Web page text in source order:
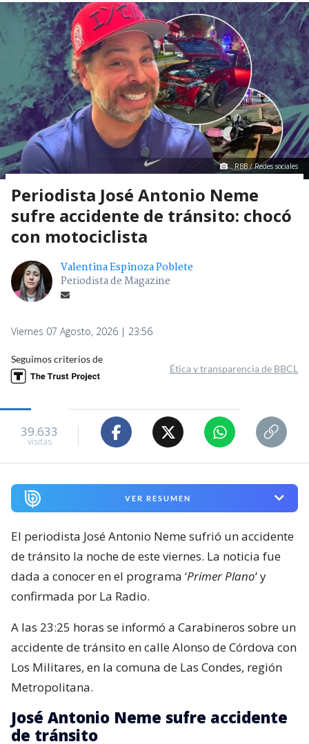
RBB / Redes sociales
Periodista José Antonio Neme
sufre accidente de tránsito: chocó
con motociclista
Valentina Espinoza Poblete
Periodista de Magazine
Viernes 07 Agosto, 2026 | 23:56
Seguimos criterios de
Ética y transparencia de BBCL
39.633
visitas
VER RESUMEN
El periodista José Antonio Neme sufrió un accidente
de tránsito la noche de este viernes. La noticia fue
dada a conocer en el programa ‘Primer Plano‘ y
confirmada por La Radio.
A las 23:25 horas se informó a Carabineros sobre un
accidente de tránsito en calle Alonso de Córdova con
Los Militares, en la comuna de Las Condes, región
Metropolitana.
José Antonio Neme sufre accidente
de tránsito